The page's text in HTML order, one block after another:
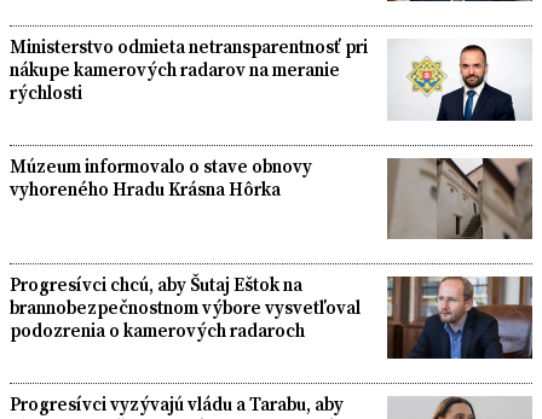
Ministerstvo odmieta netransparentnosť pri
nákupe kamerových radarov na meranie
rýchlosti
Múzeum informovalo o stave obnovy
vyhoreného Hradu Krásna Hôrka
Progresívci chcú, aby Šutaj Eštok na
brannobezpečnostnom výbore vysvetľoval
podozrenia o kamerových radaroch
Progresívci vyzývajú vládu a Tarabu, aby